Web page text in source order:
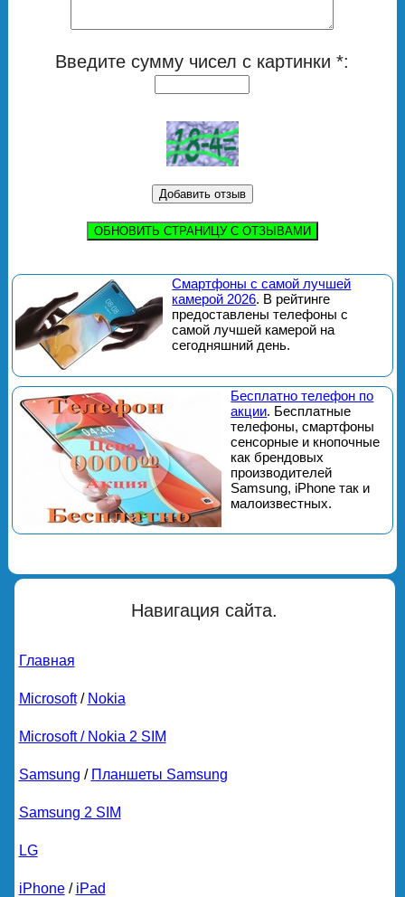
Введите сумму чисел с картинки *:
ОБНОВИТЬ СТРАНИЦУ С ОТЗЫВАМИ
Смартфоны с самой лучшей
камерой 2026. В рейтинге
предоставлены телефоны с
самой лучшей камерой на
сегодняшний день.
Бесплатно телефон по
акции. Бесплатные
телефоны, смартфоны
сенсорные и кнопочные
как брендовых
производителей
Samsung, iPhone так и
малоизвестных.
Навигация сайта.
Главная
Microsoft/ Nokia
Microsoft / Nokia 2 SIM
Samsung / Планшеты Samsung
Samsung 2 SIM
LG
iPhone/ iPad